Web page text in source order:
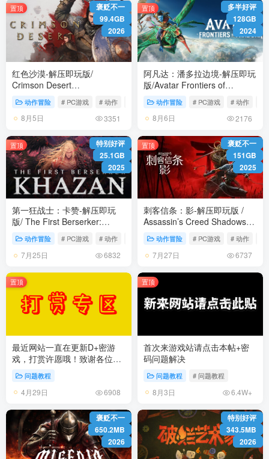
置顶
褒贬不一
99.4GB
2026
红色沙漠-解压即玩版/
Crimson Desert
装中文版
动作冒险 # PC游戏 # 动作
8月5日 3351
置顶
多半好评
128GB
2024
阿凡达：潘多拉边境-解压即玩
版/Avatar Frontiers of
装中文版
动作冒险 # PC游戏 # 动作
8月6日 2176
置顶
特别好评
25.1GB
2025
第一狂战士：卡赞-解压即玩
版/ The First Berserker:
Khazan Build.22579715 免安
装中文版
动作冒险 # PC游戏 # 动作
7月25日 6832
置顶
褒贬不一
151GB
2025
刺客信条：影-解压即玩版 /
Assassin’s Creed Shadows
Build.23475575 全DLC 免安
装中文版
动作冒险 # PC游戏 # 动作
7月27日 6737
置顶
最近网站一直在更新D+密游
戏，打赏许愿哦！致谢各位玩
问题教程
4月29日 6908
置顶
首次来游戏站请点击本帖+密
码问题解决
问题教程 # 问题教程
8月3日 6.4W+
褒贬不一
650.2MB
2026
特别好评
343.5MB
2026